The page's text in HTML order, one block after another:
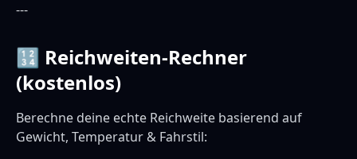
---
🔢 Reichweiten-Rechner
(kostenlos)
Berechne deine echte Reichweite basierend auf
Gewicht, Temperatur & Fahrstil: